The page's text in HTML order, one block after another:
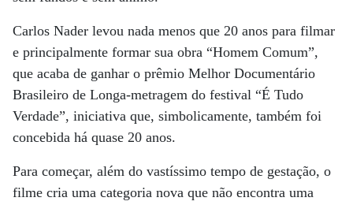
Carlos Nader levou nada menos que 20 anos para filmar
e principalmente formar sua obra “Homem Comum”,
que acaba de ganhar o prêmio Melhor Documentário
Brasileiro de Longa-metragem do festival “É Tudo
Verdade”, iniciativa que, simbolicamente, também foi
concebida há quase 20 anos.
Para começar, além do vastíssimo tempo de gestação, o
filme cria uma categoria nova que não encontra uma